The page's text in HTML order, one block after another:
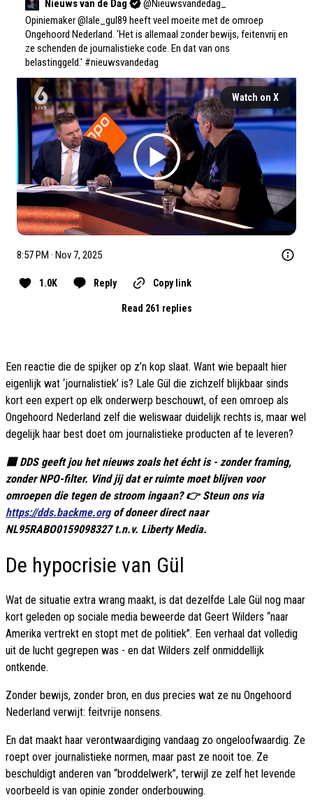
Nieuws van de Dag @Nieuwsvandedag_
Opiniemaker @lale_gul89 heeft veel moeite met de omroep
Ongehoord Nederland. 'Het is allemaal zonder bewijs, feitenvrij en
ze schenden de journalistieke code. En dat van ons
belastinggeld.' #nieuwsvandedag
Watch on X
8:57 PM · Nov 7, 2025
1.0K Reply Copy link
Read 261 replies
Een reactie die de spijker op z’n kop slaat. Want wie bepaalt hier
eigenlijk wat ‘journalistiek’ is? Lale Gül die zichzelf blijkbaar sinds
kort een expert op elk onderwerp beschouwt, of een omroep als
Ongehoord Nederland zelf die weliswaar duidelijk rechts is, maar wel
degelijk haar best doet om journalistieke producten af te leveren?
🟦 DDS geeft jou het nieuws zoals het écht is - zonder framing,
zonder NPO-filter. Vind jij dat er ruimte moet blijven voor
omroepen die tegen de stroom ingaan? 👉 Steun ons via
https://dds.backme.orgof doneer direct naar
NL95RABO0159098327 t.n.v. Liberty Media.
De hypocrisie van Gül
Wat de situatie extra wrang maakt, is dat dezelfde Lale Gül nog maar
kort geleden op sociale media beweerde dat Geert Wilders “naar
Amerika vertrekt en stopt met de politiek”. Een verhaal dat volledig
uit de lucht gegrepen was - en dat Wilders zelf onmiddellijk
ontkende.
Zonder bewijs, zonder bron, en dus precies wat ze nu Ongehoord
Nederland verwijt: feitvrije nonsens.
En dat maakt haar verontwaardiging vandaag zo ongeloofwaardig. Ze
roept over journalistieke normen, maar past ze nooit toe. Ze
beschuldigt anderen van “broddelwerk”, terwijl ze zelf het levende
voorbeeld is van opinie zonder onderbouwing.